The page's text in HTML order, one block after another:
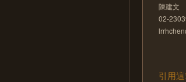
陳建文
02-
引用